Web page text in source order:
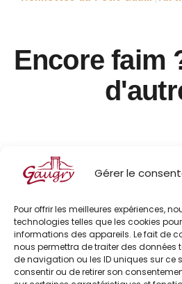
Gérer le
Pour offrir les meilleures expériences,
technologies telles que les cookies
informations des appareils. Le fait de
nous permettra de traiter des données
de navigation ou les ID uniques sur ce
consentir ou de retirer son
Encore faim